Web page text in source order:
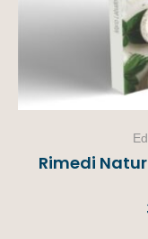
Rimedi